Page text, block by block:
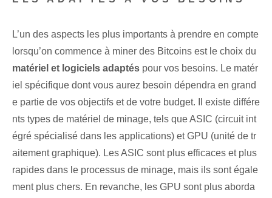
L’un des aspects les plus importants à prendre en compte
lorsqu’on commence à miner des Bitcoins est le choix du
matériel et logiciels adaptés pour vos besoins. Le matér
iel spécifique dont vous aurez besoin dépendra en grand
e partie de vos objectifs et de votre budget. Il existe différe
nts types⁢ de ⁣matériel de minage, tels que ⁤ASIC (circuit int
égré spécialisé dans les applications) et GPU‍ (unité de tr
aitement graphique). Les ASIC sont plus efficaces et plus
rapides dans le processus de minage, mais ils sont égale
ment plus chers. En revanche, les GPU sont plus aborda